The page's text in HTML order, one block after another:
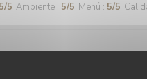
5/5 Ambiente : 5/5 Menú : 5/5